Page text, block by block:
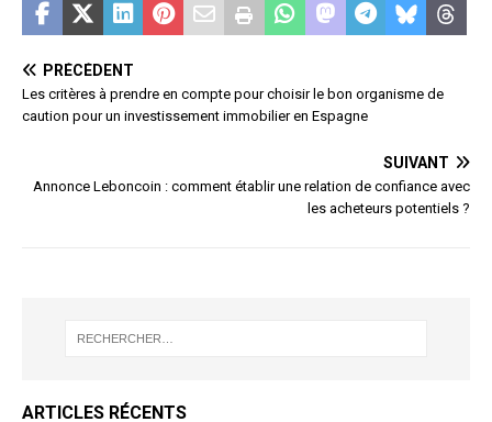
PRÉCÉDENT
Les critères à prendre en compte pour choisir le bon organisme de
caution pour un investissement immobilier en Espagne
SUIVANT
Annonce Leboncoin : comment établir une relation de confiance avec
les acheteurs potentiels ?
ARTICLES RÉCENTS